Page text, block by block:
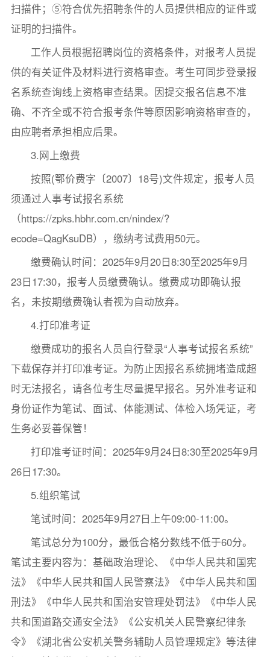
扫描件；⑤符合优先招聘条件的人员提供相应的证件或
证明的扫描件。
工作人员根据招聘岗位的资格条件，对报考人员提
供的有关证件及材料进行资格审查。考生可同步登录报
名系统查询线上资格审查结果。因提交报名信息不准
确、不齐全或不符合报考条件等原因影响资格审查的，
由应聘者承担相应后果。
3.网上缴费
按照(鄂价费字〔2007〕18号)文件规定，报考人员
须通过人事考试报名系统
（https://zpks.hbhr.com.cn/nindex/?
ecode=QagKsuDB），缴纳考试费用50元。
缴费确认时间：2025年9月20日8:30至2025年9月
23日17:30，报考人员缴费确认。缴费成功即确认报
名，未按期缴费确认者视为自动放弃。
4.打印准考证
缴费成功的报名人员自行登录“人事考试报名系统”
下载保存并打印准考证。为防止因报名系统拥堵造成超
时无法报名，请各位考生尽量提早报名。另外准考证和
身份证作为笔试、面试、体能测试、体检入场凭证，考
生务必妥善保管！
打印准考证时间：2025年9月24日8:30至2025年9月
26日17:30。
5.组织笔试
笔试时间：2025年9月27日上午09:00-11:00。
笔试总分为100分，最低合格分数线不低于60分。
笔试主要内容为：基础政治理论、《中华人民共和国宪
法》《中华人民共和国人民警察法》《中华人民共和国
刑法》《中华人民共和国治安管理处罚法》《中华人民
共和国道路交通安全法》《公安机关人民警察纪律条
令》《湖北省公安机关警务辅助人员管理规定》等法律